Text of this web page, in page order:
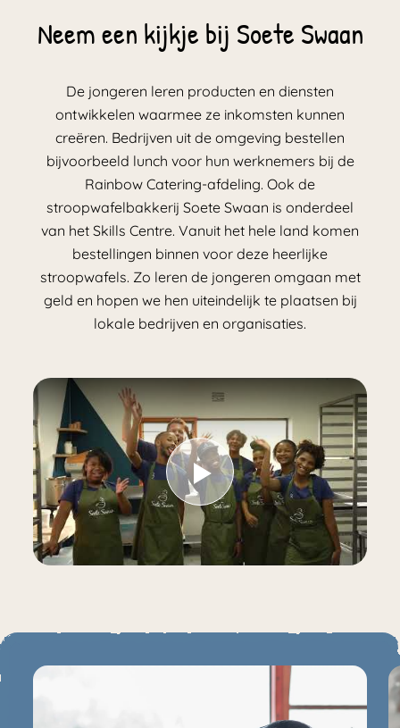
Neem een kijkje bij Soete Swaan
De jongeren leren producten en diensten
ontwikkelen waarmee ze inkomsten kunnen
creëren. Bedrijven uit de omgeving bestellen
bijvoorbeeld lunch voor hun werknemers bij de
Rainbow Catering-afdeling. Ook de
stroopwafelbakkerij Soete Swaan is onderdeel
van het Skills Centre. Vanuit het hele land komen
bestellingen binnen voor deze heerlijke
stroopwafels. Zo leren de jongeren omgaan met
geld en hopen we hen uiteindelijk te plaatsen bij
lokale bedrijven en organisaties.
Play Video